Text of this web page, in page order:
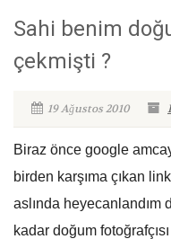
Sahi benim
çekmişti ?
19 Ağustos 2010
Biraz önce google
birden karşıma çıkan
aslında heyecanlandım
kadar doğum